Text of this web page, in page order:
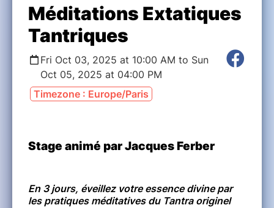
Méditations Extatiques
Tantriques
Fri Oct 03, 2025 at 10:00 AM to Sun
Oct 05, 2025 at 04:00 PM
Timezone : Europe/Paris
Stage animé par Jacques Ferber
En 3 jours, éveillez votre essence divine par
les pratiques méditatives du Tantra originel